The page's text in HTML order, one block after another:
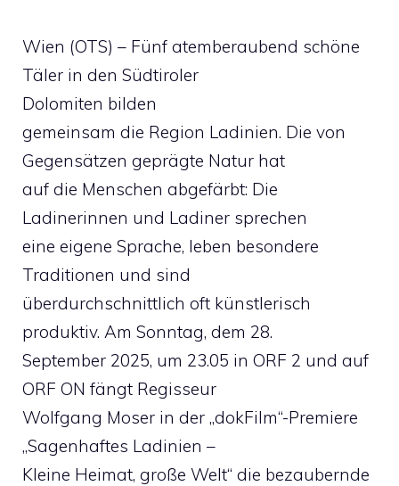
Wien (OTS) – Fünf atemberaubend schöne
Täler in den Südtiroler
Dolomiten bilden
gemeinsam die Region Ladinien. Die von
Gegensätzen geprägte Natur hat
auf die Menschen abgefärbt: Die
Ladinerinnen und Ladiner sprechen
eine eigene Sprache, leben besondere
Traditionen und sind
überdurchschnittlich oft künstlerisch
produktiv. Am Sonntag, dem 28.
September 2025, um 23.05 in ORF 2 und auf
ORF ON fängt Regisseur
Wolfgang Moser in der „dokFilm“-Premiere
„Sagenhaftes Ladinien –
Kleine Heimat, große Welt“ die bezaubernde